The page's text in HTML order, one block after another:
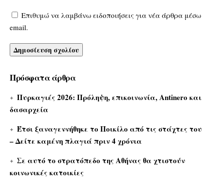
Επιθυμώ να λαμβάνω ειδοποιήσεις για νέα άρθρα μέσω
email.
Πρόσφατα άρθρα
Πυρκαγιές 2026: Πρόληψη, επικοινωνία, Antinero και
δασαρχεία
Έτσι ξαναγεννήθηκε το Ποικίλο από τις στάχτες του
– Δείτε καμένη πλαγιά πριν 4 χρόνια
Σε αυτό το στρατόπεδο της Αθήνας θα χτιστούν
κοινωνικές κατοικίες